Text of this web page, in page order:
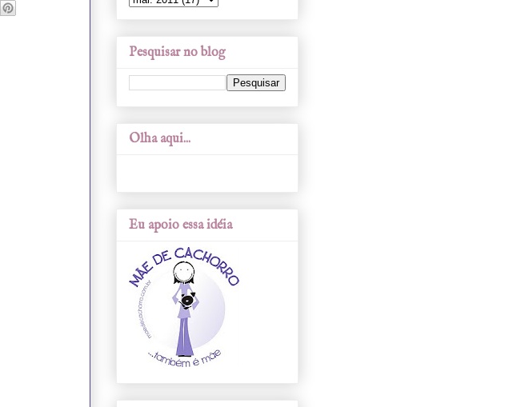
Pesquisar no blog
Olha aqui...
Eu apoio essa idéia